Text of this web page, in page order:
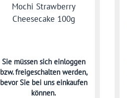
Mochi Strawberry
Cheesecake 100g
Sie müssen sich einloggen
bzw. freigeschalten werden,
bevor Sie bei uns einkaufen
können.